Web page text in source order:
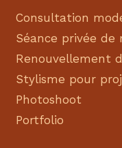
Consultation
Séance privée de
Renouvellement
Stylisme pour
Photoshoot
Portfolio